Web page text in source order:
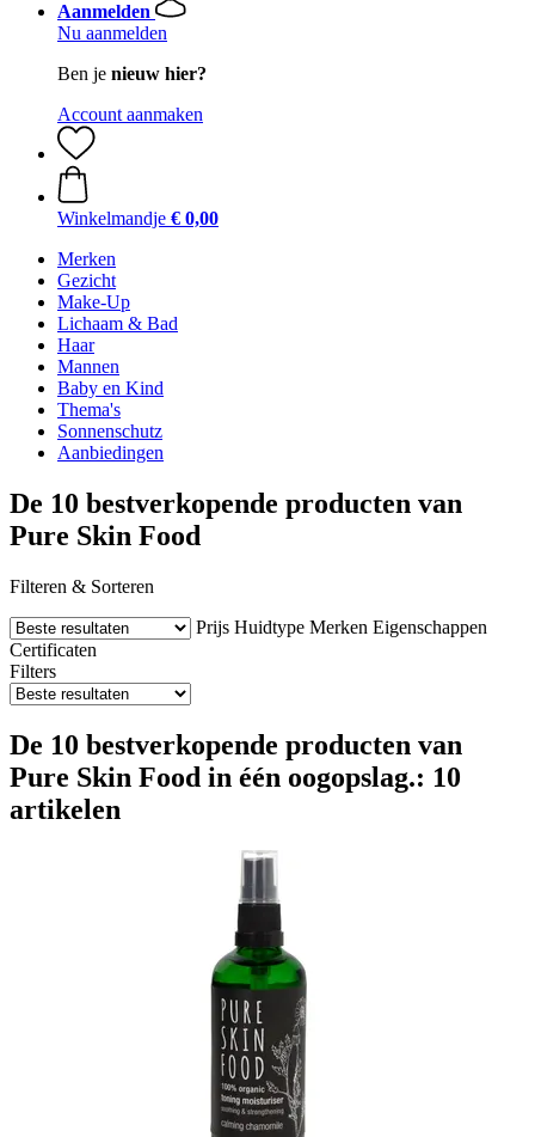
Aanmelden
Nu aanmelden
Ben je nieuw hier?
Account aanmaken
Winkelmandje € 0,00
Merken
Gezicht
Make-Up
Lichaam & Bad
Haar
Mannen
Baby en Kind
Thema's
Sonnenschutz
Aanbiedingen
De 10 bestverkopende producten van
Pure Skin Food
Filteren & Sorteren
Prijs Huidtype Merken Eigenschappen
Certificaten
Filters
De 10 bestverkopende producten van
Pure Skin Food in één oogopslag.: 10
artikelen